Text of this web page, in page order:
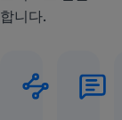
합니다.